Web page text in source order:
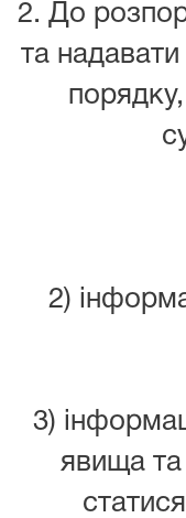
2. До
та
2)
3)
явища та